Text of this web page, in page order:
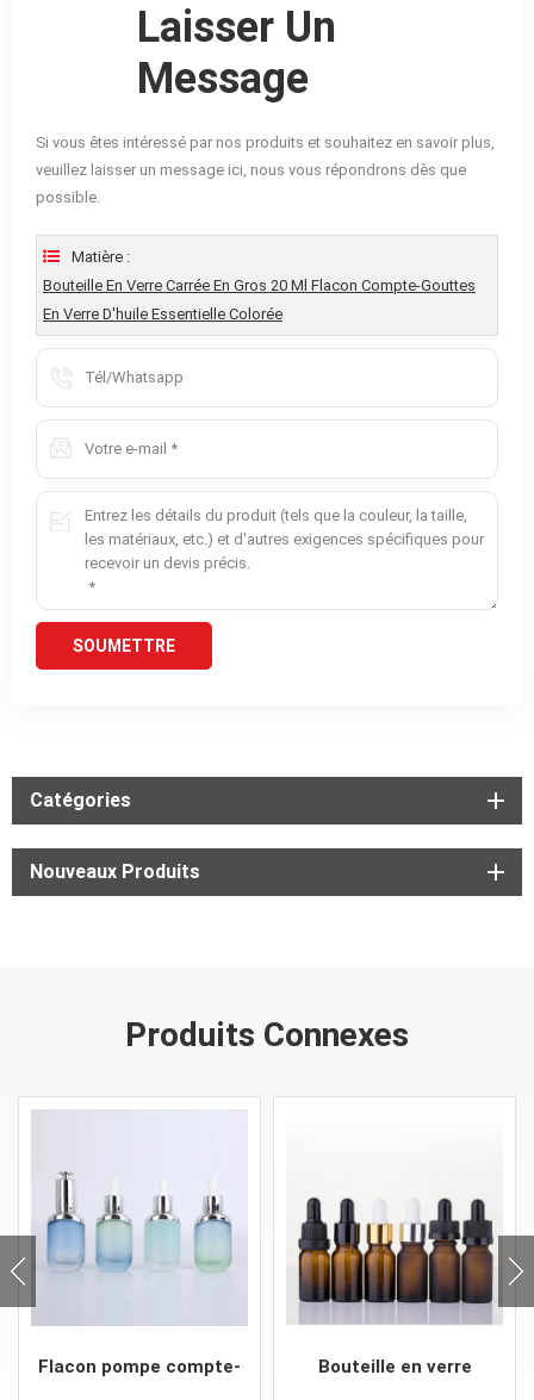
Laisser Un
Message
Si vous êtes intéressé par nos produits et souhaitez en savoir plus,
veuillez laisser un message ici, nous vous répondrons dès que
possible.
Matière :
Bouteille En Verre Carrée En Gros 20 Ml Flacon Compte-Gouttes
En Verre D'huile Essentielle Colorée
Catégories
Nouveaux Produits
Produits Connexes
Flacon pompe compte-
Bouteille en verre